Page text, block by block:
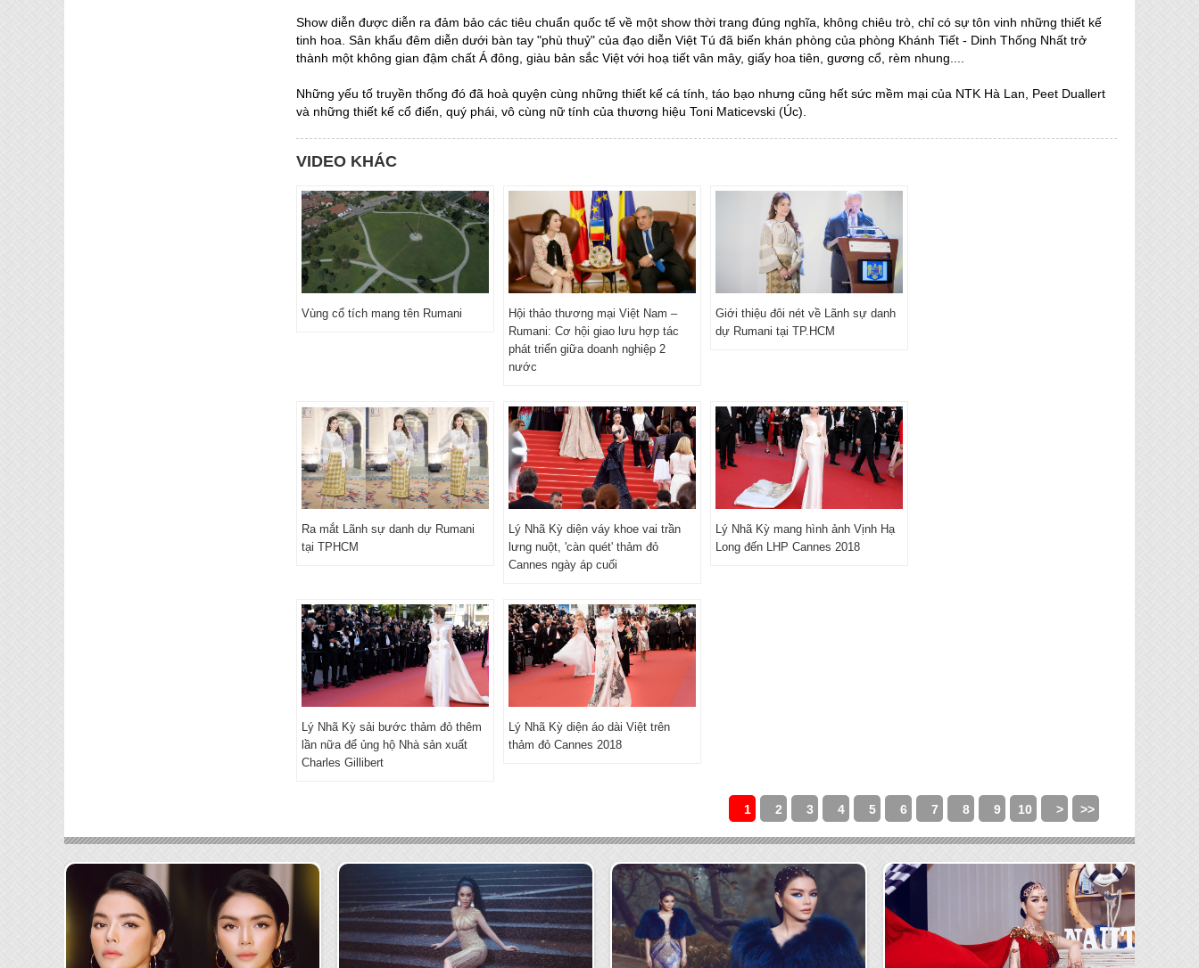
Show diễn được diễn ra đảm bảo các tiêu chuẩn quốc tế về một show thời trang đúng nghĩa, không chiêu trò, chỉ có sự tôn vinh những thiết kế
tinh hoa. Sân khấu đêm diễn dưới bàn tay "phù thuỷ" của đạo diễn Việt Tú đã biến khán phòng của phòng Khánh Tiết - Dinh Thống Nhất trở
thành một không gian đậm chất Á đông, giàu bản sắc Việt với hoạ tiết vân mây, giấy hoa tiên, gương cổ, rèm nhung....
Những yếu tố truyền thống đó đã hoà quyện cùng những thiết kế cá tính, táo bạo nhưng cũng hết sức mềm mại của NTK Hà Lan, Peet Duallert
và những thiết kế cổ điển, quý phái, vô cùng nữ tính của thương hiệu Toni Maticevski (Úc).
VIDEO KHÁC
Vùng cổ tích mang tên Rumani
Hội thảo thương mại Việt Nam –
Rumani: Cơ hội giao lưu hợp tác
phát triển giữa doanh nghiệp 2
nước
Giới thiệu đôi nét về Lãnh sự danh
dự Rumani tại TP.HCM
Ra mắt Lãnh sự danh dự Rumani
tại TPHCM
Lý Nhã Kỳ diện váy khoe vai trần
lưng nuột, 'càn quét' thảm đỏ
Cannes ngày áp cuối
Lý Nhã Kỳ mang hình ảnh Vịnh Hạ
Long đến LHP Cannes 2018
Lý Nhã Kỳ sải bước thảm đỏ thêm
lần nữa để ủng hộ Nhà sản xuất
Charles Gillibert
Lý Nhã Kỳ diện áo dài Việt trên
thảm đỏ Cannes 2018
1 2 3 4 5 6 7 8 9 10 > >>